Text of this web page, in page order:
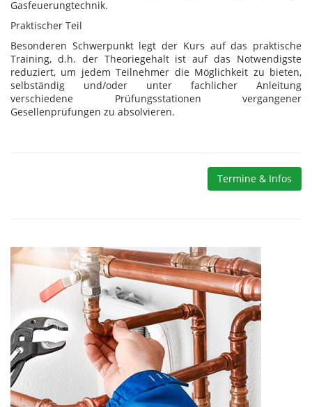
Gasfeuerungtechnik.
Praktischer Teil
Besonderen Schwerpunkt legt der Kurs auf das praktische
Training, d.h. der Theoriegehalt ist auf das Notwendigste
reduziert, um jedem Teilnehmer die Möglichkeit zu bieten,
selbständig und/oder unter fachlicher Anleitung
verschiedene Prüfungsstationen vergangener
Gesellenprüfungen zu absolvieren.
Termine & Infos